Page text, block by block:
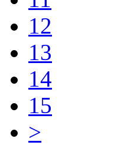
12
13
14
15
>